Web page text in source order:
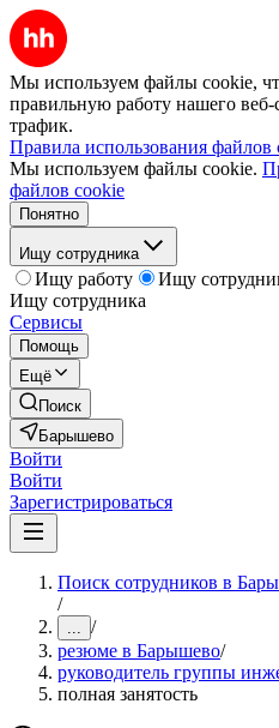
Мы используем файлы cookie,
правильную работу нашего веб-
трафик.
Правила использования файлов
Мы используем файлы cookie.
файлов cookie
Понятно
Ищу сотрудника
Ищу работу
Ищу
Ищу сотрудника
Сервисы
Помощь
Ещё
Поиск
Барышево
Войти
Войти
Зарегистрироваться
Поиск сотрудников в
/
... /
резюме в Барышево/
руководитель группы
полная занятость